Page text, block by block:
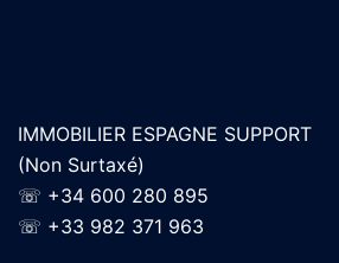
IMMOBILIER ESPAGNE SUPPORT
(Non Surtaxé)
☏ +34 600 280 895
☏ +33 982 371 963